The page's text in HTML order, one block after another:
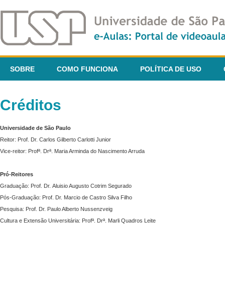
SOBRE COMO FUNCIONA POLÍTICA DE USO
Créditos
Universidade de São Paulo
Reitor: Prof. Dr. Carlos Gilberto Carlotti Junior
Vice-reitor: Profª. Drª. Maria Arminda do Nascimento Arruda
Pró-Reitores
Graduação: Prof. Dr. Aluisio Augusto Cotrim Segurado
Pós-Graduação: Prof. Dr. Marcio de Castro Silva Filho
Pesquisa: Prof. Dr. Paulo Alberto Nussenzveig
Cultura e Extensão Universitária: Profª. Drª. Marli Quadros Leite